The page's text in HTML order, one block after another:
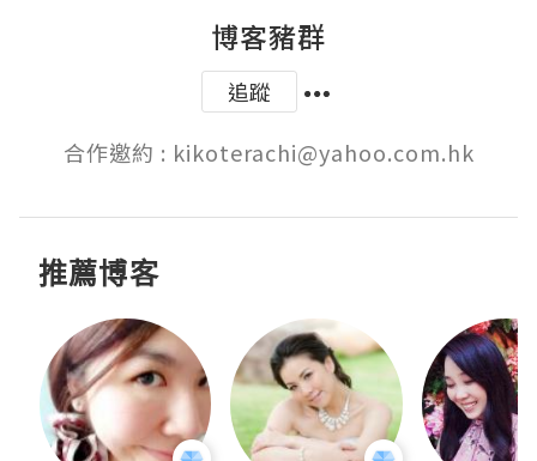
博客豬群
追蹤
合作邀約 : kikoterachi@yahoo.com.hk
推薦博客